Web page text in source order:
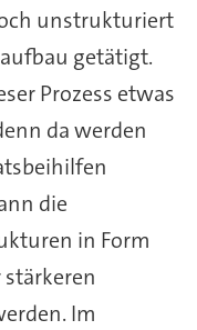
unstrukturiert
getätigt.
Prozess etwas
da werden
die
in Form
Im